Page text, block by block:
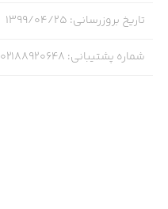
تاریخ بروزرسانی: ۱۳۹۹/۰۴/۲۵
شماره پشتیبانی:
02188920648